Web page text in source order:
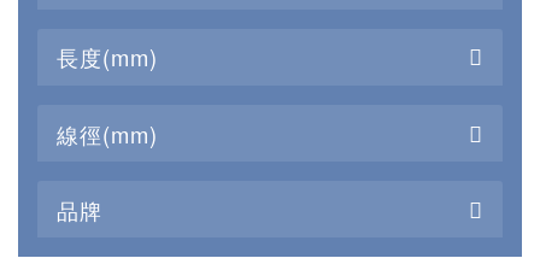
長度(mm)
線徑(mm)
品牌